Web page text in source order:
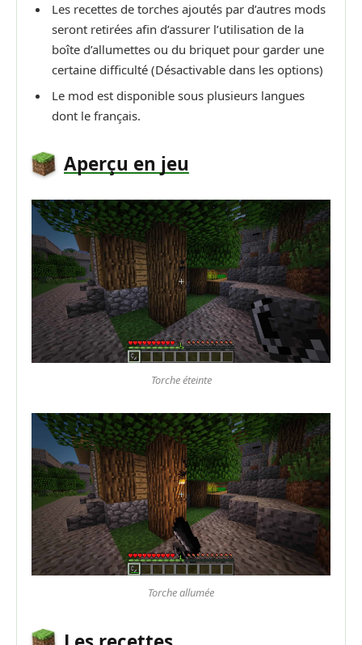
Les recettes de torches ajoutés par d’autres mods
seront retirées afin d’assurer l’utilisation de la
boîte d’allumettes ou du briquet pour garder une
certaine difficulté (Désactivable dans les options)
Le mod est disponible sous plusieurs langues
dont le français.
Aperçu en jeu
Torche éteinte
Torche allumée